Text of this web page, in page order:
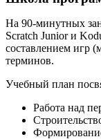
На 90-минутных
Scratch Junior и
составлением игр
терминов.
Учебный план
Работа над